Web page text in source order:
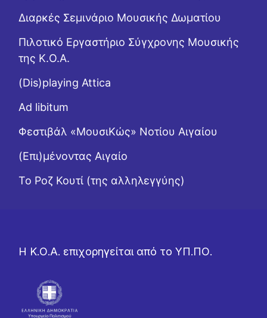
Διαρκές Σεμινάριο Μουσικής Δωματίου
Πιλοτικό Εργαστήριο Σύγχρονης Μουσικής
της Κ.Ο.Α.
(Dis)playing Attica
Ad libitum
Φεστιβάλ «ΜουσιΚώς» Νοτίου Αιγαίου
(Επι)μένοντας Αιγαίο
Το Ροζ Κουτί (της αλληλεγγύης)
Η Κ.Ο.Α. επιχορηγείται από το ΥΠ.ΠΟ.